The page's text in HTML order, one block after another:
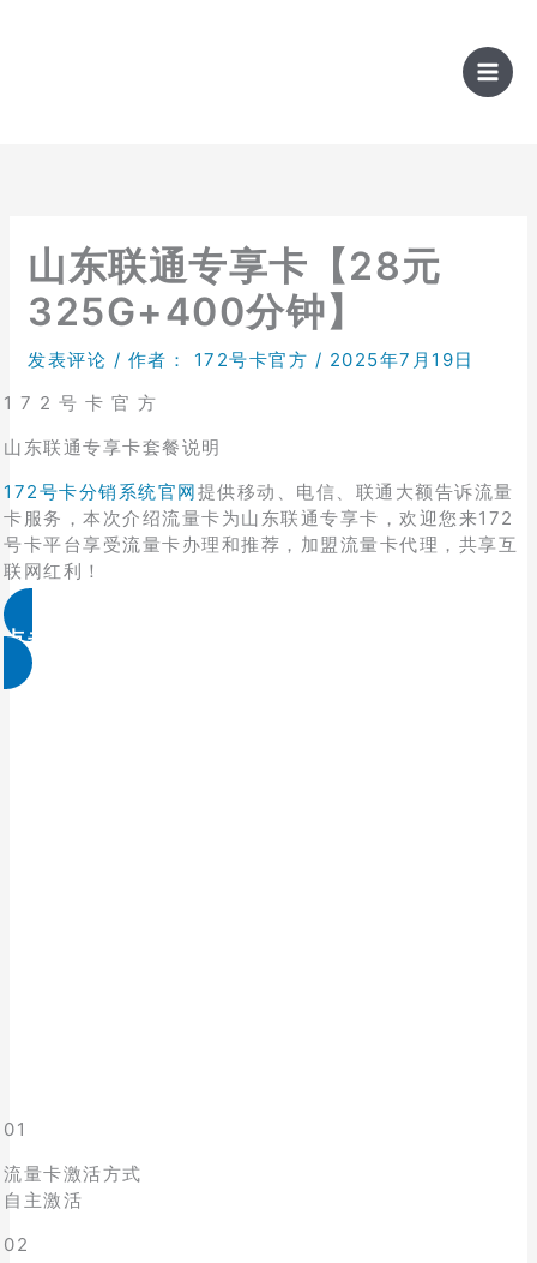
山东联通专享卡【28元
325G+400分钟】
发表评论 / 作者： 172号卡官方 / 2025年7月19日
1 7 2 号 卡 官 方
山东联通专享卡套餐说明
172号卡分销系统官网提供移动、电信、联通大额告诉流量
卡服务，本次介绍流量卡为山东联通专享卡，欢迎您来172
号卡平台享受流量卡办理和推荐，加盟流量卡代理，共享互
联网红利！
点击免费领取
01
流量卡激活方式
自主激活
02